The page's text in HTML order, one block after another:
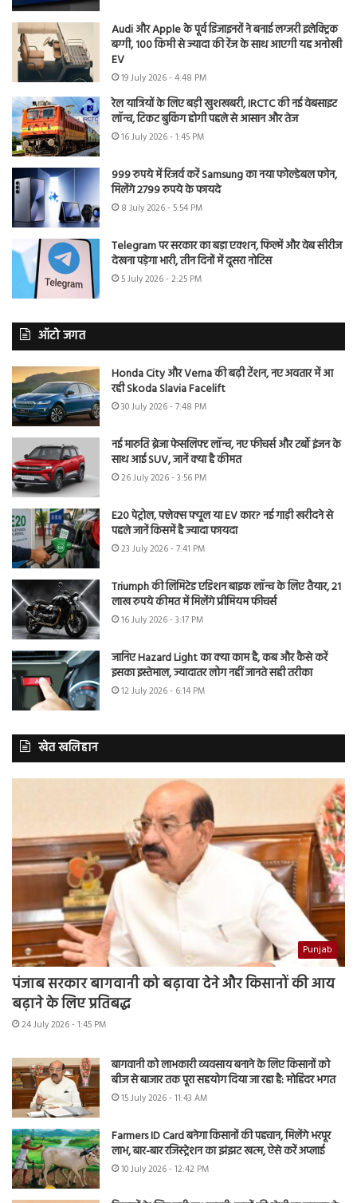
Audi और Apple के पूर्व डिजाइनरों ने बनाई लग्जरी इलेक्ट्रिक
बग्गी, 100 किमी से ज्यादा की रेंज के साथ आएगी यह अनोखी
EV
19 July 2026 - 4:48 PM
रेल यात्रियों के लिए बड़ी खुशखबरी, IRCTC की नई वेबसाइट
लॉन्च, टिकट बुकिंग होगी पहले से आसान और तेज
16 July 2026 - 1:45 PM
999 रुपये में रिजर्व करें Samsung का नया फोल्डेबल फोन,
मिलेंगे 2799 रुपये के फायदे
8 July 2026 - 5:54 PM
Telegram पर सरकार का बड़ा एक्शन, फिल्में और वेब सीरीज
देखना पड़ेगा भारी, तीन दिनों में दूसरा नोटिस
5 July 2026 - 2:25 PM
ऑटो जगत
Honda City और Verna की बढ़ी टेंशन, नए अवतार में आ
रही Skoda Slavia Facelift
30 July 2026 - 7:48 PM
नई मारुति ब्रेजा फेसलिफ्ट लॉन्च, नए फीचर्स और टर्बो इंजन के
साथ आई SUV, जानें क्या है कीमत
26 July 2026 - 3:56 PM
E20 पेट्रोल, फ्लेक्स फ्यूल या EV कार? नई गाड़ी खरीदने से
पहले जानें किसमें है ज्यादा फायदा
23 July 2026 - 7:41 PM
Triumph की लिमिटेड एडिशन बाइक लॉन्च के लिए तैयार, 21
लाख रुपये कीमत में मिलेंगे प्रीमियम फीचर्स
16 July 2026 - 3:17 PM
जानिए Hazard Light का क्या काम है, कब और कैसे करें
इसका इस्तेमाल, ज्यादातर लोग नहीं जानते सही तरीका
12 July 2026 - 6:14 PM
खेत खलिहान
Punjab
पंजाब सरकार बागवानी को बढ़ावा देने और किसानों की आय
बढ़ाने के लिए प्रतिबद्ध
24 July 2026 - 1:45 PM
बागवानी को लाभकारी व्यवसाय बनाने के लिए किसानों को
बीज से बाजार तक पूरा सहयोग दिया जा रहा है: मोहिंदर भगत
15 July 2026 - 11:43 AM
Farmers ID Card बनेगा किसानों की पहचान, मिलेंगे भरपूर
लाभ, बार-बार रजिस्ट्रेशन का झंझट खत्म, ऐसे करें अप्लाई
10 July 2026 - 12:42 PM